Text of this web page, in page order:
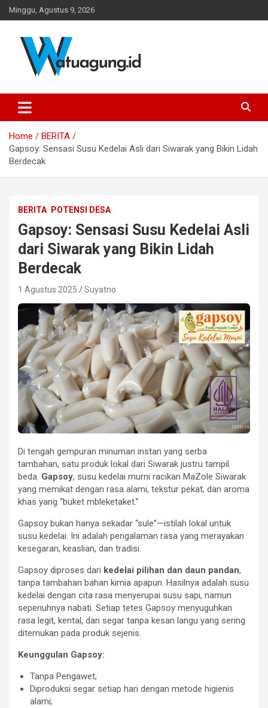
Skip
to
Minggu, Agustus 9, 2026
Watuagung.ID
Banyumas, Jawa Tengah
Home
BERITA
Gapsoy: Sensasi Susu Kedelai Asli dari Siwarak yang Bikin Lidah
Berdecak
BERITA POTENSI DESA
Gapsoy: Sensasi Susu Kedelai Asli
dari Siwarak yang Bikin Lidah
Berdecak
1 Agustus 2025 Suyatno
Di tengah gempuran minuman instan yang serba
tambahan, satu produk lokal dari Siwarak justru tampil
beda. Gapsoy, susu kedelai murni racikan MaZole Siwarak
yang memikat dengan rasa alami, tekstur pekat, dan aroma
khas yang “buket mbleketaket.”
Gapsoy bukan hanya sekadar “sule”—istilah lokal untuk
susu kedelai. Ini adalah pengalaman rasa yang merayakan
kesegaran, keaslian, dan tradisi.
Gapsoy diproses dari kedelai pilihan dan daun pandan,
tanpa tambahan bahan kimia apapun. Hasilnya adalah susu
kedelai dengan cita rasa menyerupai susu sapi, namun
sepenuhnya nabati. Setiap tetes Gapsoy menyuguhkan
rasa legit, kental, dan segar tanpa kesan langu yang sering
ditemukan pada produk sejenis.
Keunggulan Gapsoy:
Tanpa Pengawet;
Diproduksi segar setiap hari dengan metode higienis
alami;